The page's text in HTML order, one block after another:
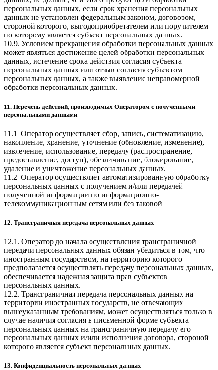
персональных данных, если срок хранения персональных
данных не установлен федеральным законом, договором,
стороной которого, выгодоприобретателем или поручителем
по которому является субъект персональных данных.
10.9. Условием прекращения обработки персональных данных
может являться достижение целей обработки персональных
данных, истечение срока действия согласия субъекта
персональных данных или отзыв согласия субъектом
персональных данных, а также выявление неправомерной
обработки персональных данных.
11. Перечень действий, производимых Оператором с полученными
персональными данными
11.1. Оператор осуществляет сбор, запись, систематизацию,
накопление, хранение, уточнение (обновление, изменение),
извлечение, использование, передачу (распространение,
предоставление, доступ), обезличивание, блокирование,
удаление и уничтожение персональных данных.
11.2. Оператор осуществляет автоматизированную обработку
персональных данных с получением и/или передачей
полученной информации по информационно-
телекоммуникационным сетям или без таковой.
12. Трансграничная передача персональных данных
12.1. Оператор до начала осуществления трансграничной
передачи персональных данных обязан убедиться в том, что
иностранным государством, на территорию которого
предполагается осуществлять передачу персональных данных,
обеспечивается надежная защита прав субъектов
персональных данных.
12.2. Трансграничная передача персональных данных на
территории иностранных государств, не отвечающих
вышеуказанным требованиям, может осуществляться только в
случае наличия согласия в письменной форме субъекта
персональных данных на трансграничную передачу его
персональных данных и/или исполнения договора, стороной
которого является субъект персональных данных.
13. Конфиденциальность персональных данных